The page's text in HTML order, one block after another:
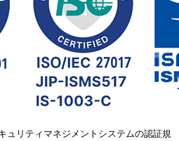
ュリティマネジメントシステムの認証規